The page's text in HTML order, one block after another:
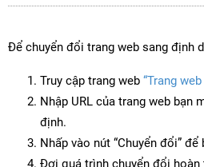
Để chuyển đổi trang web sang định
Truy cập trang web “Trang
Nhập URL của trang web bạn
định.
Nhấp vào nút “Chuyển đổi”
Đợi quá trình chuyển đổi hoàn